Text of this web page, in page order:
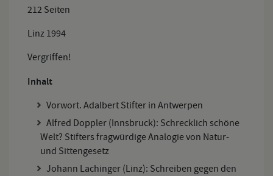
212 Seiten
Linz 1994
Vergriffen!
Inhalt
Vorwort. Adalbert Stifter in Antwerpen
Alfred Doppler (Innsbruck): Schrecklich schöne
Welt? Stifters fragwürdige Analogie von Natur-
und Sittengesetz
Johann Lachinger (Linz): Schreiben gegen den